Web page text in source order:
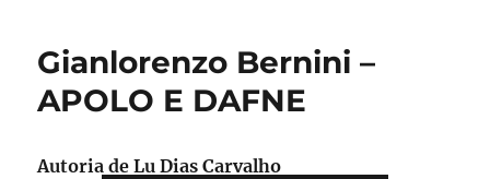
b
o
o
k
d
o
n
FILHOS
Gianlorenzo Bernini –
APOLO E DAFNE
Autoria de Lu Dias Carvalho